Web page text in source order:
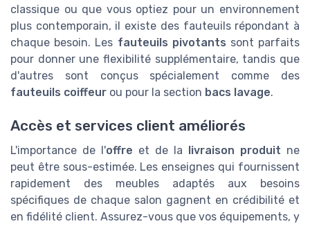
classique ou que vous optiez pour un environnement
plus contemporain, il existe des fauteuils répondant à
chaque besoin. Les fauteuils pivotants sont parfaits
pour donner une flexibilité supplémentaire, tandis que
d'autres sont conçus spécialement comme des
fauteuils coiffeur ou pour la section bacs lavage.
Accès et services client améliorés
L'importance de l'offre et de la livraison produit ne
peut être sous-estimée. Les enseignes qui fournissent
rapidement des meubles adaptés aux besoins
spécifiques de chaque salon gagnent en crédibilité et
en fidélité client. Assurez-vous que vos équipements, y